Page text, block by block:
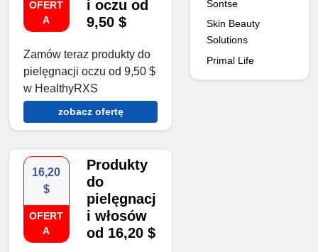
OFERT
A
i oczu od
9,50 $
Zamów teraz produkty do
pielęgnacji oczu od 9,50 $
w HealthyRXS
zobacz ofertę
16,20
$
OFERT
A
Produkty
do
pielęgnacj
i włosów
od 16,20 $
Sontse
Skin Beauty
Solutions
Primal Life